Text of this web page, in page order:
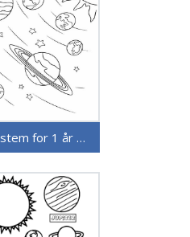
Solsystem for 1 år gamle Barn